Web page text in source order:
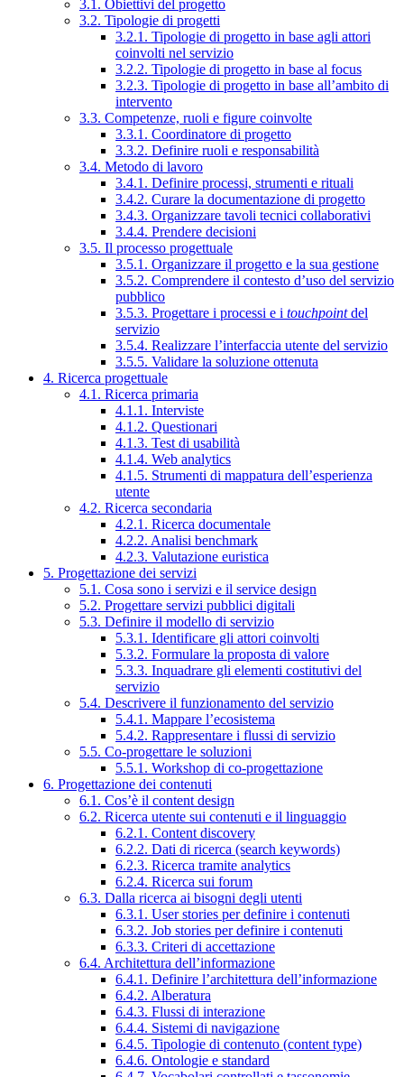
3.1. Obiettivi del progetto
3.2. Tipologie di progetti
3.2.1. Tipologie di progetto in base agli attori
coinvolti nel servizio
3.2.2. Tipologie di progetto in base al focus
3.2.3. Tipologie di progetto in base all’ambito di
intervento
3.3. Competenze, ruoli e figure coinvolte
3.3.1. Coordinatore di progetto
3.3.2. Definire ruoli e responsabilità
3.4. Metodo di lavoro
3.4.1. Definire processi, strumenti e rituali
3.4.2. Curare la documentazione di progetto
3.4.3. Organizzare tavoli tecnici collaborativi
3.4.4. Prendere decisioni
3.5. Il processo progettuale
3.5.1. Organizzare il progetto e la sua gestione
3.5.2. Comprendere il contesto d’uso del servizio
pubblico
3.5.3. Progettare i processi e i touchpointdel
servizio
3.5.4. Realizzare l’interfaccia utente del servizio
3.5.5. Validare la soluzione ottenuta
4. Ricerca progettuale
4.1. Ricerca primaria
4.1.1. Interviste
4.1.2. Questionari
4.1.3. Test di usabilità
4.1.4. Web analytics
4.1.5. Strumenti di mappatura dell’esperienza
utente
4.2. Ricerca secondaria
4.2.1. Ricerca documentale
4.2.2. Analisi benchmark
4.2.3. Valutazione euristica
5. Progettazione dei servizi
5.1. Cosa sono i servizi e il service design
5.2. Progettare servizi pubblici digitali
5.3. Definire il modello di servizio
5.3.1. Identificare gli attori coinvolti
5.3.2. Formulare la proposta di valore
5.3.3. Inquadrare gli elementi costitutivi del
servizio
5.4. Descrivere il funzionamento del servizio
5.4.1. Mappare l’ecosistema
5.4.2. Rappresentare i flussi di servizio
5.5. Co-progettare le soluzioni
5.5.1. Workshop di co-progettazione
6. Progettazione dei contenuti
6.1. Cos’è il content design
6.2. Ricerca utente sui contenuti e il linguaggio
6.2.1. Content discovery
6.2.2. Dati di ricerca (search keywords)
6.2.3. Ricerca tramite analytics
6.2.4. Ricerca sui forum
6.3. Dalla ricerca ai bisogni degli utenti
6.3.1. User stories per definire i contenuti
6.3.2. Job stories per definire i contenuti
6.3.3. Criteri di accettazione
6.4. Architettura dell’informazione
6.4.1. Definire l’architettura dell’informazione
6.4.2. Alberatura
6.4.3. Flussi di interazione
6.4.4. Sistemi di navigazione
6.4.5. Tipologie di contenuto (content type)
6.4.6. Ontologie e standard